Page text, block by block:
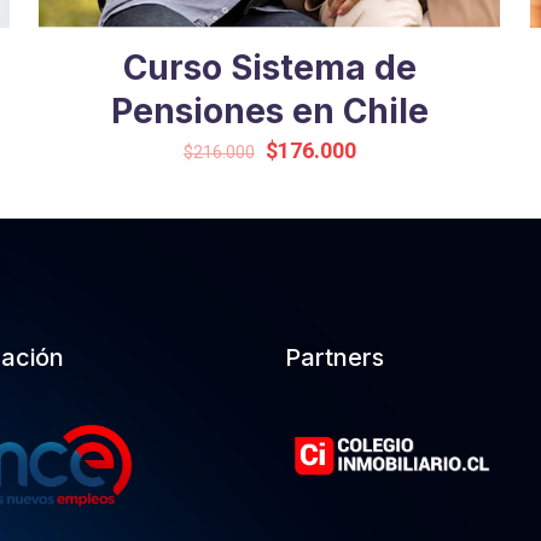
Curso Sistema de
Pensiones en Chile
$216.000 Original
$176.000Current
Partners